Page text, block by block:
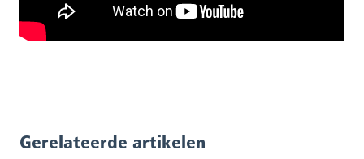
Gerelateerde artikelen